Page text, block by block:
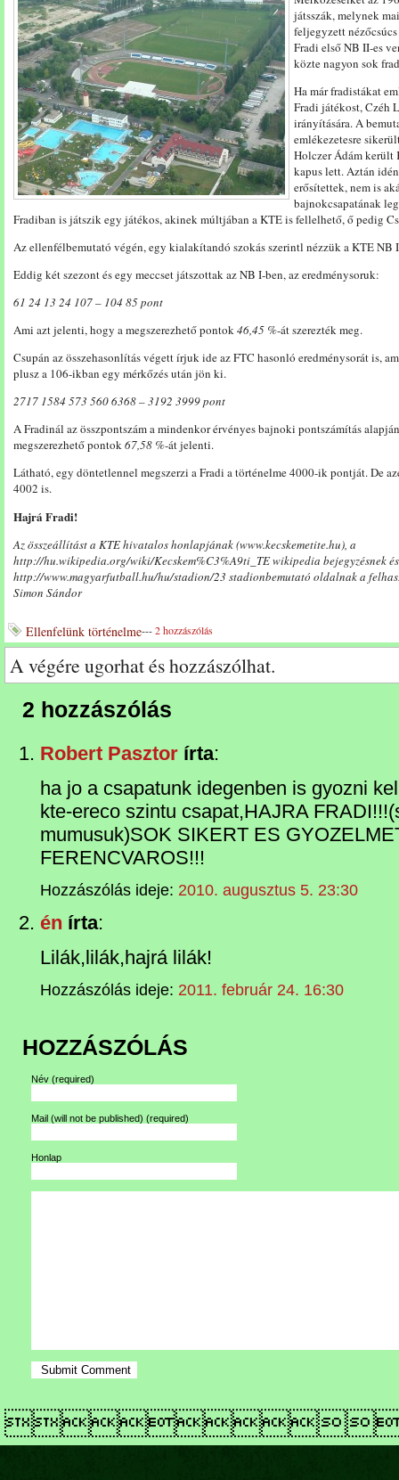
játsszák, melynek
feljegyzett
Fradi első NB II-es
közte nagyon sok
Ha már fradistákat
Fradi játékost, Czéh
irányítására. A
emlékezetesre
Holczer Ádám került
kapus lett. Aztán
erősítettek, nem is
bajnokcsapatának
Fradiban is játszik egy játékos, akinek múltjában a KTE is fellelhető, ő pedig
Az ellenfélbemutató végén, egy kialakítandó szokás szerintl nézzük a KTE NB
Eddig két szezont és egy meccset játszottak az NB I-ben, az eredménysoruk:
61 24 13 24 107 – 104 85 pont
Ami azt jelenti, hogy a megszerezhető pontok46,45 %-át szerezték meg.
Csupán az összehasonlítás végett írjuk ide az FTC hasonló eredménysorát is,
plusz a 106-ikban egy mérkőzés után jön ki.
2717 1584 573 560 6368 – 3192 3999 pont
A Fradinál az összpontszám a mindenkor érvényes bajnoki pontszámítás
megszerezhető pontok67,58 %-át jelenti.
Látható, egy döntetlennel megszerzi a Fradi a történelme 4000-ik pontját. De
4002 is.
Hajrá Fradi!
Az összeállítást a KTE hivatalos honlapjának (www.kecskemetite.hu), a
http://hu.wikipedia.org/wiki/Kecskem%C3%A9ti_TE wikipedia bejegyzésnek
http://www.magyarfutball.hu/hu/stadion/23 stadionbemutató oldalnak a
Simon Sándor
Ellenfelünk történelme---2 hozzászólás
A végére ugorhat és hozzászólhat.
2 hozzászólás
Robert Pasztor írta:
ha jo a csapatunk idegenben is gyozni
kte-ereco szintu csapat,HAJRA
mumusuk)SOK SIKERT ES
FERENCVAROS!!!
Hozzászólás ideje: 2010. augusztus 5. 23:30
én írta:
Lilák,lilák,hajrá lilák!
Hozzászólás ideje: 2011. február 24. 16:30
HOZZÁSZÓLÁS
Név (required)
Mail (will not be published) (required)
Honlap